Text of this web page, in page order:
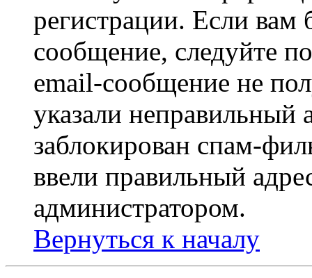
регистрации. Если
сообщение, следуйте
email-сообщение не
указали неправильный
заблокирован спам-
ввели правильный
администратором.
Вернуться к началу